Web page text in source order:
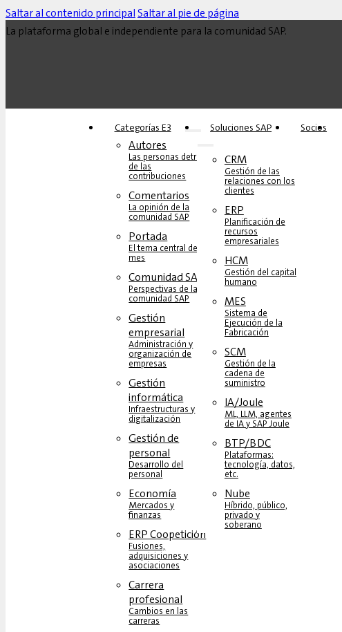
Saltar al contenido principalSaltar al pie de página
La plataforma global e independiente para la comunidad SAP.
Categorías E3
Autores
Las personas detrás
de las
contribuciones
Comentarios
La opinión de la
comunidad SAP
Portada
El tema central del
mes
Comunidad SAP
Perspectivas de la
comunidad SAP
Gestión
empresarial
Administración y
organización de
empresas
Gestión
informática
Infraestructuras y
digitalización
Gestión de
personal
Desarrollo del
personal
Economía
Mercados y
finanzas
ERP Coopetición
Fusiones,
adquisiciones y
asociaciones
Carrera
profesional
Cambios en las
carreras
Soluciones‎‎ SAP
CRM
Gestión de las
relaciones con los
clientes
ERP
Planificación de
recursos
empresariales
HCM
Gestión del capital
humano
MES
Sistema de
Ejecución de la
Fabricación
SCM
Gestión de la
cadena de
suministro
IA/Joule
ML, LLM, agentes
de IA y SAP Joule
BTP/BDC
Plataformas:
tecnología, datos,
etc.
Nube
Híbrido, público,
privado y
soberano
Socios